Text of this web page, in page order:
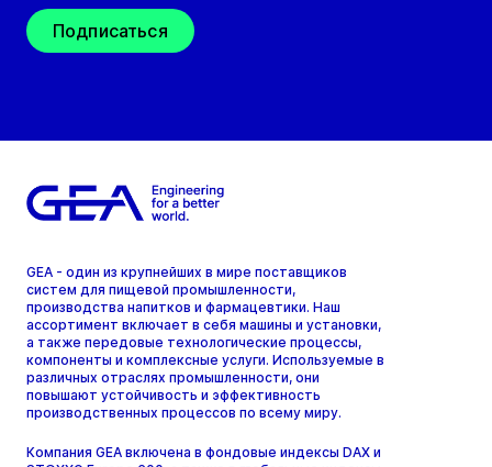
Подписаться
GEA - один из крупнейших в мире поставщиков
систем для пищевой промышленности,
производства напитков и фармацевтики. Наш
ассортимент включает в себя машины и установки,
а также передовые технологические процессы,
компоненты и комплексные услуги. Используемые в
различных отраслях промышленности, они
повышают устойчивость и эффективность
производственных процессов по всему миру.
Компания GEA включена в фондовые индексы DAX и